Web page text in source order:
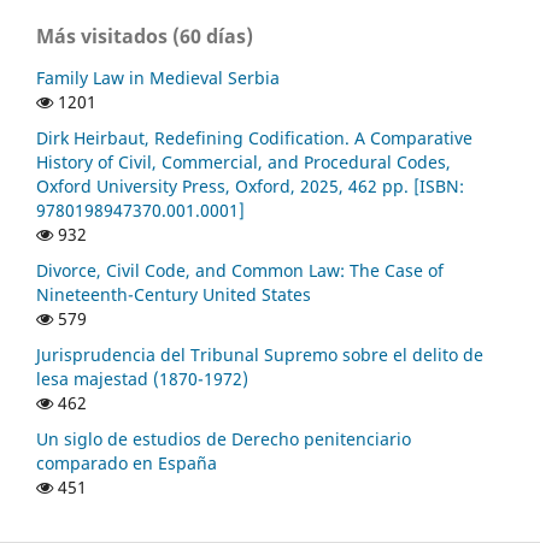
Más visitados (60 días)
Family Law in Medieval Serbia
1201
Dirk Heirbaut, Redefining Codification. A Comparative
History of Civil, Commercial, and Procedural Codes,
Oxford University Press, Oxford, 2025, 462 pp. [ISBN:
9780198947370.001.0001]
932
Divorce, Civil Code, and Common Law: The Case of
Nineteenth-Century United States
579
Jurisprudencia del Tribunal Supremo sobre el delito de
lesa majestad (1870-1972)
462
Un siglo de estudios de Derecho penitenciario
comparado en España
451